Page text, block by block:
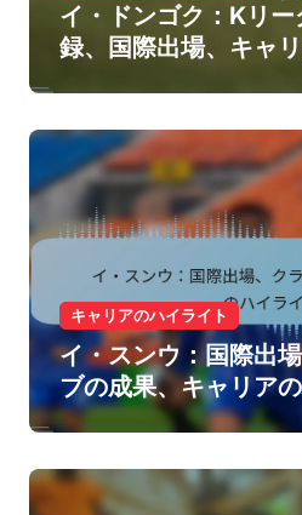
イ・ドンゴク：Kリー
録、国際出場、キャ
キャリアのハイライト
イ・スンウ：国際出
ブの成果、キャリア
イト